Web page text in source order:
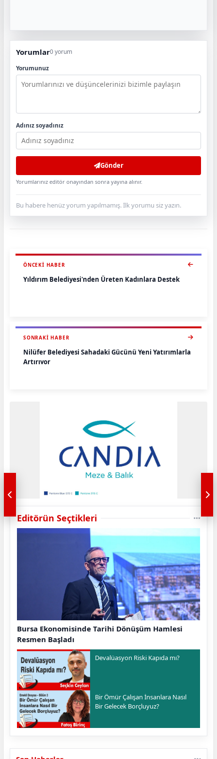
Yorumlar0 yorum
Yorumunuz
Adınız soyadınız
Gönder
Yorumlarınız editör onayından sonra yayına alınır.
Bu habere henüz yorum yapılmamış. İlk yorumu siz yazın.
ÖNCEKI HABER
Yıldırım Belediyesi'nden Üreten Kadınlara Destek
SONRAKI HABER
Nilüfer Belediyesi Sahadaki Gücünü Yeni Yatırımlarla
Artırıyor
Editörün Seçtikleri
Bursa Ekonomisinde Tarihi Dönüşüm Hamlesi
Resmen Başladı
Devalüasyon Riski Kapıda mı?
Bir Ömür Çalışan İnsanlara Nasıl
Bir Gelecek Borçluyuz?